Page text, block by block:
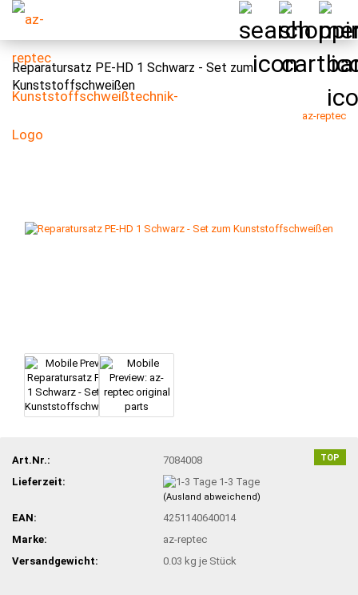
Reparatursatz PE-HD 1 Schwarz - Set zum
Kunststoffschweißen
az-reptec
TOP
Art.Nr.:
7084008
Lieferzeit:
1-3 Tage
(Ausland abweichend)
EAN:
4251140640014
Marke:
az-reptec
Versandgewicht:
0.03 kg je Stück